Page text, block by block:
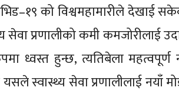
को विश्वमहामारीले देखाई
सेवा प्रणालीको कमी कमजोरीलाई
ध्वस्त हुन्छ, त्यतिबेला महत्वपूर्ण
स्वास्थ्य सेवा प्रणालीलाई नयाँ मोड